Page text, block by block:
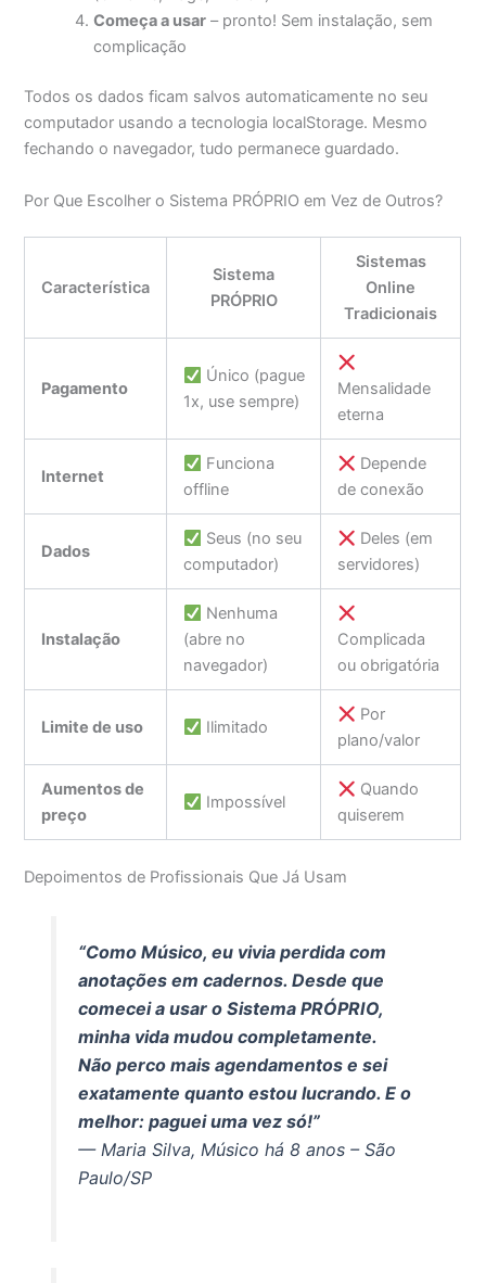
Começa a usar – pronto! Sem instalação, sem
complicação
Todos os dados ficam salvos automaticamente no seu
computador usando a tecnologia localStorage. Mesmo
fechando o navegador, tudo permanece guardado.
Por Que Escolher o Sistema PRÓPRIO em Vez de Outros?
Característica
Sistema
PRÓPRIO
Sistemas
Online
Tradicionais
Pagamento
Único (pague
1x, use sempre)
Mensalidade
eterna
Internet
Funciona
offline
Depende
de conexão
Dados
Seus (no seu
computador)
Deles (em
servidores)
Instalação
Nenhuma
(abre no
navegador)
Complicada
ou obrigatória
Limite de uso Ilimitado
Por
plano/valor
Aumentos de
preço
Impossível
Quando
quiserem
Depoimentos de Profissionais Que Já Usam
“Como Músico, eu vivia perdida com
anotações em cadernos. Desde que
comecei a usar o Sistema PRÓPRIO,
minha vida mudou completamente.
Não perco mais agendamentos e sei
exatamente quanto estou lucrando. E o
melhor: paguei uma vez só!”
— Maria Silva, Músico há 8 anos – São
Paulo/SP